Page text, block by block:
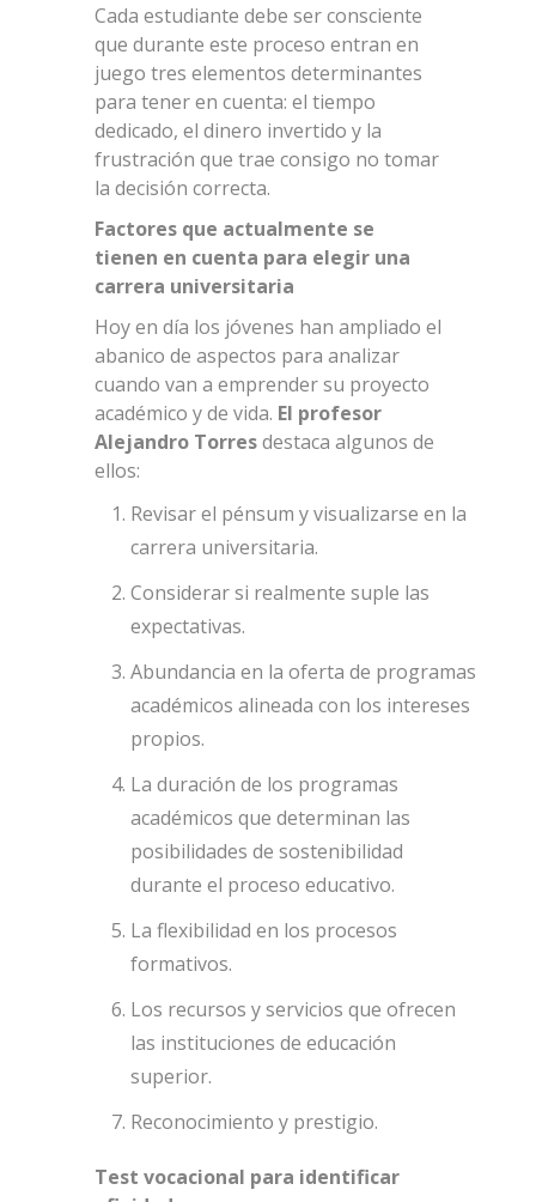
Cada estudiante debe ser consciente
que durante este proceso entran en
juego tres elementos determinantes
para tener en cuenta: el tiempo
dedicado, el dinero invertido y la
frustración que trae consigo no tomar
la decisión correcta.
Factores que actualmente se
tienen en cuenta para elegir una
carrera universitaria
Hoy en día los jóvenes han ampliado el
abanico de aspectos para analizar
cuando van a emprender su proyecto
académico y de vida. El profesor
Alejandro Torresdestaca algunos de
ellos:
Revisar el pénsum y visualizarse en la
carrera universitaria.
Considerar si realmente suple las
expectativas.
Abundancia en la oferta de programas
académicos alineada con los intereses
propios.
La duración de los programas
académicos que determinan las
posibilidades de sostenibilidad
durante el proceso educativo.
La flexibilidad en los procesos
formativos.
Los recursos y servicios que ofrecen
las instituciones de educación
superior.
Reconocimiento y prestigio.
Test vocacional para identificar